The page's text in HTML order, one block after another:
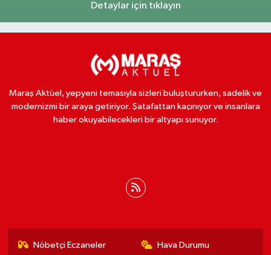
Detaylar için tıklayın
Maraş Aktüel, yepyeni temasıyla sizleri buluştururken, sadelik ve
modernizmi bir araya getiriyor. Şatafattan kaçınıyor ve insanlara
haber okuyabilecekleri bir altyapı sunuyor.
Nöbetçi Eczaneler Hava Durumu